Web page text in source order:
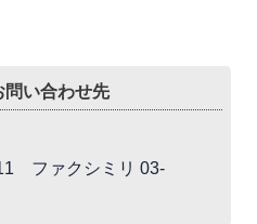
問い合わせ先
ファクシミリ 03-